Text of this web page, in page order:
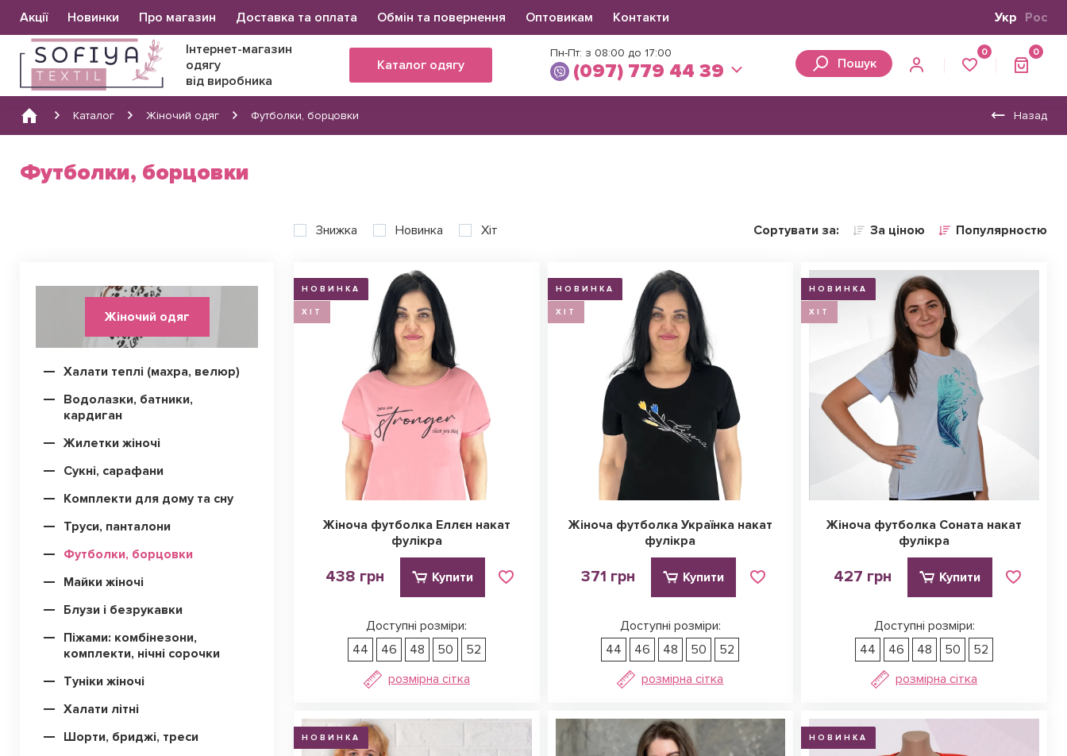
Інтернет-магазин
одягу
від виробника
Укр Рос
Основна
навіґація
Акції Новинки Про магазин Доставка та оплата Обмін та повернення Оптовикам Контакти
Пошук
Пн-Пт: з 08:00 до 17:00
(097) 779 44 39
Каталог одягу
0 0
Каталог Жіночий одяг Футболки, борцовки Назад
Футболки, борцовки
Знижка Новинка Хіт Сортувати за: За ціною Популярностю
НОВИНКА
ХІТ
Жіноча футболка Еллєн накат
фулікра
438 грн Купити
Доступні розміри:
44
46 48 50
52
розмірна сітка
НОВИНКА
ХІТ
Жіноча футболка Українка накат
фулікра
371 грн Купити
Доступні розміри:
44
46 48 50
52
розмірна сітка
НОВИНКА
ХІТ
Жіноча футболка Соната накат
фулікра
427 грн Купити
Доступні розміри:
44
46 48 50
52
розмірна сітка
НОВИНКА НОВИНКА
Жіночий одяг
Халати теплі (махра, велюр)
Водолазки, батники,
кардиган
Жилетки жіночі
Сукні, сарафани
Комплекти для дому та сну
Труси, панталони
Футболки, борцовки
Майки жіночі
Блузи і безрукавки
Піжами: комбінезони,
комплекти, нічні сорочки
Туніки жіночі
Халати літні
Шорти, бриджі, треси